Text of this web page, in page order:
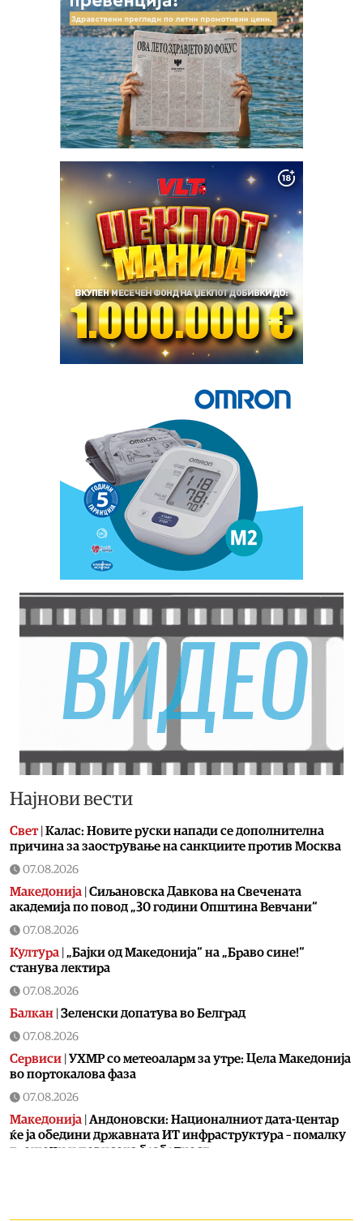
Најнови вести
Свет| Калас: Новите руски напади се дополнителна
причина за заострување на санкциите против Москва
07.08.2026
Македонија Сиљановска Давкова на Свечената
академија по повод „30 години Општина Вевчани“
07.08.2026
Култура „Бајки од Македонија“ на „Браво сине!“
станува лектира
07.08.2026
Балкан Зеленски допатува во Белград
07.08.2026
Сервиси УХМР со метеоаларм за утре: Цела Македонија
во портокалова фаза
07.08.2026
Македонија Андоновски: Националниот дата-центар
ќе ја обедини државната ИТ инфраструктура – помалку
трошоци и повисока безбедност